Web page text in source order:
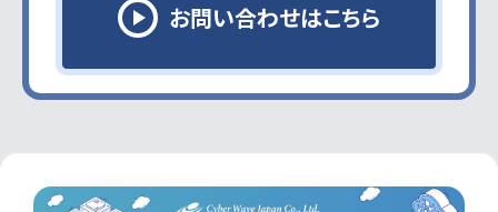
お問い合わせはこちら